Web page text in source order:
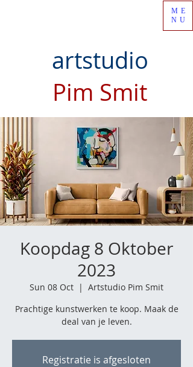
artstudio
Pim Smit
ME
NU
Koopdag 8 Oktober
2023
Sun 08 Oct
  |
Artstudio Pim Smit
Prachtige kunstwerken te koop. Maak de
deal van je leven.
Registratie is afgesloten